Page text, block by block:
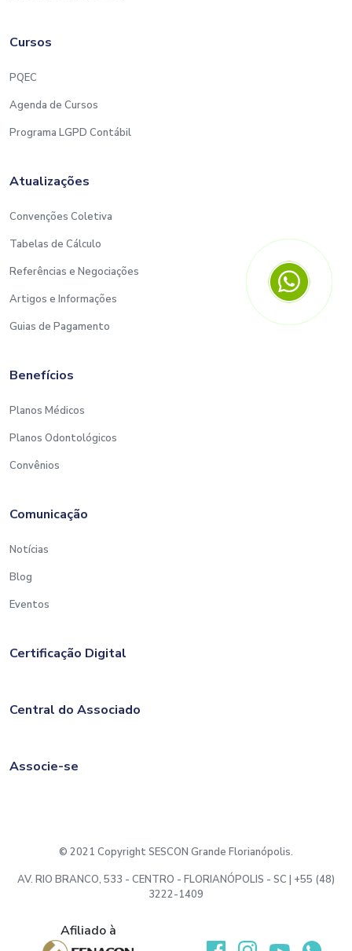
Cursos
PQEC
Agenda de Cursos
Programa LGPD Contábil
Atualizações
Convenções Coletiva
Tabelas de Cálculo
Referências e Negociações
Artigos e Informações
Guias de Pagamento
Benefícios
Planos Médicos
Planos Odontológicos
Convênios
Comunicação
Notícias
Blog
Eventos
Certificação Digital
Central do Associado
Associe-se
© 2021 Copyright SESCON Grande Florianópolis.
AV. RIO BRANCO, 533 - CENTRO - FLORIANÓPOLIS - SC | +55 (48)
3222-1409
Afiliado à